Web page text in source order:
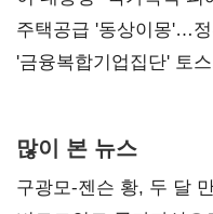
진실 밝혀야"
주택공급 '동상이몽'…
'금융복합기업집단' 토
많이 본 뉴스
구광모-젠슨 황, 두 달